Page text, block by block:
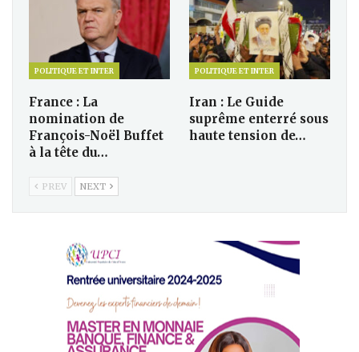
POLITIQUE ET INTER
France : La
nomination de
François-Noël Buffet
à la tête du…
POLITIQUE ET INTER
Iran : Le Guide
suprême enterré sous
haute tension de…
PREV NEXT